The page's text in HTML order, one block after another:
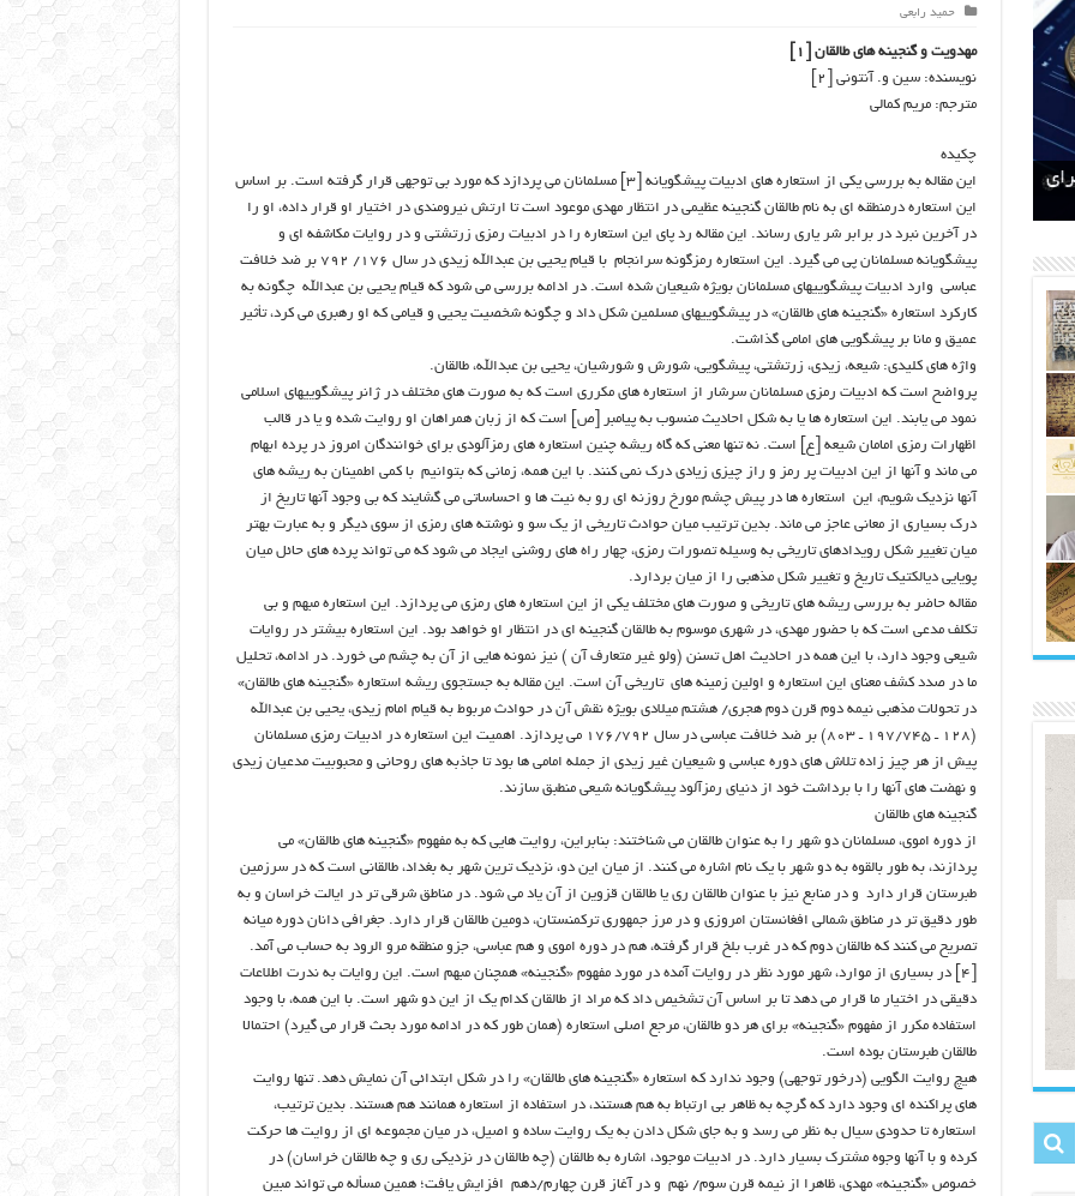
حمید رابعی
مهدویت و گنجینه های طالقان [۱]
نویسنده: سین و. آنتونی [۲]
مترجم: مریم کمالی
چکیده
این مقاله به بررسی یکی از استعاره های ادبیات پیشگویانه [۳] مسلمانان می پردازد که مورد بی توجهی قرار گرفته است. بر اساس
این استعاره درمنطقه ای به نام طالقان گنجینه عظیمی در انتظار مهدی موعود است تا ارتش نیرومندی در اختیار او قرار داده، او را
در آخرین نبرد در برابر شر یاری رساند. این مقاله رد پای این استعاره را در ادبیات رمزی زرتشتی و در روایات مکاشفه ای و
پیشگویانه مسلمانان پی می گیرد. این استعاره رمزگونه سرانجام با قیام یحیی بن عبدالله زیدی در سال ۱۷۶/ ۷۹۲ بر ضد خلافت
عباسی وارد ادبیات پیشگوییهای مسلمانان بویژه شیعیان شده است. در ادامه بررسی می شود که قیام یحیی بن عبدالله چگونه به
کارکرد استعاره «گنجینه های طالقان» در پیشگوییهای مسلمین شکل داد و چگونه شخصیت یحیی و قیامی که او رهبری می کرد، تأثیر
عمیق و مانا بر پیشگویی های امامی گذاشت.
واژه های کلیدی: شیعه، زیدی، زرتشتی، پیشگویی، شورش و شورشیان، یحیی بن عبدالله، طالقان.
پرواضح است که ادبیات رمزی مسلمانان سرشار از استعاره های مکرری است که به صورت های مختلف در ژانر پیشگوییهای اسلامی
نمود می یابند. این استعاره ها یا به شکل احادیث منسوب به پیامبر [ص] است که از زبان همراهان او روایت شده و یا در قالب
اظهارات رمزی امامان شیعه [ع] است. نه تنها معنی که گاه ریشه چنین استعاره های رمزآلودی برای خوانندگان امروز در پرده ابهام
می ماند و آنها از این ادبیات پر رمز و راز چیزی زیادی درک نمی کنند. با این همه، زمانی که بتوانیم با کمی اطمینان به ریشه های
آنها نزدیک شویم، این استعاره ها در پیش چشم مورخ روزنه ای رو به نیت ها و احساساتی می گشایند که بی وجود آنها تاریخ از
درک بسیاری از معانی عاجز می ماند. بدین ترتیب میان حوادث تاریخی از یک سو و نوشته های رمزی از سوی دیگر و به عبارت بهتر
میان تغییر شکل رویدادهای تاریخی به وسیله تصورات رمزی، چهار راه های روشنی ایجاد می شود که می تواند پرده های حائل میان
پویایی دیالکتیک تاریخ و تغییر شکل مذهبی را از میان بردارد.
مقاله حاضر به بررسی ریشه های تاریخی و صورت های مختلف یکی از این استعاره های رمزی می پردازد. این استعاره مبهم و بی
تکلف مدعی است که با حضور مهدی، در شهری موسوم به طالقان گنجینه ای در انتظار او خواهد بود. این استعاره بیشتر در روایات
شیعی وجود دارد، با این همه در احادیث اهل تسنن (ولو غیر متعارف آن ) نیز نمونه هایی از آن به چشم می خورد. در ادامه، تحلیل
ما در صدد کشف معنای این استعاره و اولین زمینه های تاریخی آن است. این مقاله به جستجوی ریشه استعاره «گنجینه های طالقان»
در تحولات مذهبی نیمه دوم قرن دوم هجری/ هشتم میلادی بویژه نقش آن در حوادث مربوط به قیام امام زیدی، یحیی بن عبدالله
(۱۲۸ ـ ۱۹۷/۷۴۵ ـ ۸۰۳) بر ضد خلافت عباسی در سال ۱۷۶/۷۹۲ می پردازد. اهمیت این استعاره در ادبیات رمزی مسلمانان
پیش از هر چیز زاده تلاش های دوره عباسی و شیعیان غیر زیدی از جمله امامی ها بود تا جاذبه های روحانی و محبوبیت مدعیان زیدی
و نهضت های آنها را با برداشت خود از دنیای رمزآلود پیشگویانه شیعی منطبق سازند.
گنجینه های طالقان
از دوره اموی، مسلمانان دو شهر را به عنوان طالقان می شناختند: بنابراین، روایت هایی که به مفهوم «گنجینه های طالقان» می
پردازند، به طور بالقوه به دو شهر با یک نام اشاره می کنند. از میان این دو، نزدیک ترین شهر به بغداد، طالقانی است که در سرزمین
طبرستان قرار دارد و در منابع نیز با عنوان طالقان ری یا طالقان قزوین از آن یاد می شود. در مناطق شرقی تر در ایالت خراسان و به
طور دقیق تر در مناطق شمالی افغانستان امروزی و در مرز جمهوری ترکمنستان، دومین طالقان قرار دارد. جغرافی دانان دوره میانه
تصریح می کنند که طالقان دوم که در غرب بلخ قرار گرفته، هم در دوره اموی و هم عباسی، جزو منطقه مرو الرود به حساب می آمد.
[۴] در بسیاری از موارد، شهر مورد نظر در روایات آمده در مورد مفهوم «گنجینه» همچنان مبهم است. این روایات به ندرت اطلاعات
دقیقی در اختیار ما قرار می دهد تا بر اساس آن تشخیص داد که مراد از طالقان کدام یک از این دو شهر است. با این همه، با وجود
استفاده مکرر از مفهوم «گنجینه» برای هر دو طالقان، مرجع اصلی استعاره (همان طور که در ادامه مورد بحث قرار می گیرد) احتمالا
طالقان طبرستان بوده است.
هیچ روایت الگویی (درخور توجهی) وجود ندارد که استعاره «گنجینه های طالقان» را در شکل ابتدائی آن نمایش دهد. تنها روایت
های پراکنده ای وجود دارد که گرچه به ظاهر بی ارتباط به هم هستند، در استفاده از استعاره همانند هم هستند. بدین ترتیب،
استعاره تا حدودی سیال به نظر می رسد و به جای شکل دادن به یک روایت ساده و اصیل، در میان مجموعه ای از روایت ها حرکت
کرده و با آنها وجوه مشترک بسیار دارد. در ادبیات موجود، اشاره به طالقان (چه طالقان در نزدیکی ری و چه طالقان خراسان) در
خصوص «گنجینه» مهدی، ظاهرا از نیمه قرن سوم/ نهم و در آغاز قرن چهارم/دهم افزایش یافت؛ همین مسأله می تواند مبین
مالکان اراضی شاهنامه ۳۵